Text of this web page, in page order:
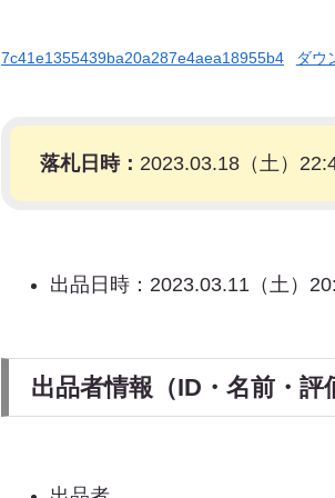
7c41e1355439ba20a287e4aea18955b4 ダウ
落札日時： 2023.03.18（土）
出品日時：2023.03.11（土）
出品者情報（ID・名前・評